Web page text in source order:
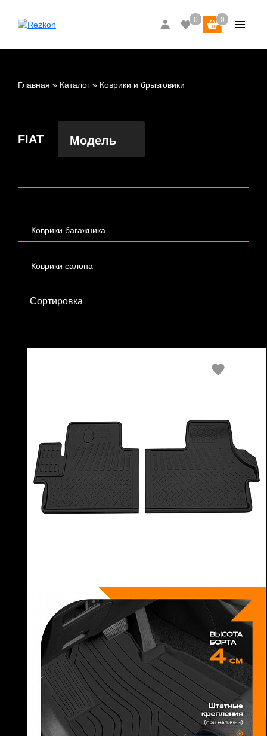
Главная Каталог Коврики и брызговики
FIAT Модель
Коврики багажника
Коврики салона
Сортировка